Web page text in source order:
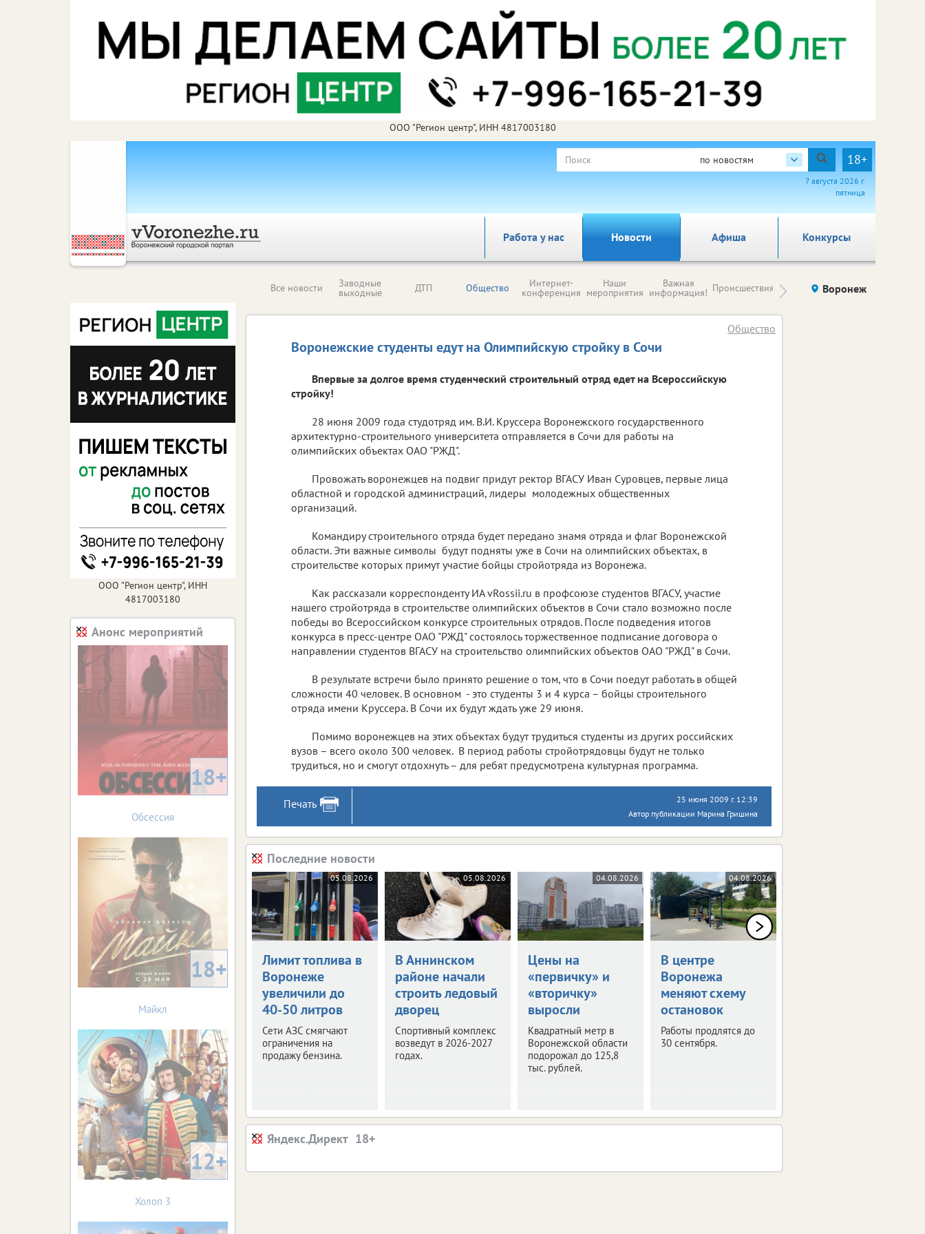
ООО "Регион центр", ИНН 4817003180
по новостям 18+
7 августа 2026 г.
пятница
Работа у нас Новости Афиша Конкурсы
Все новости Заводные
выходные ДТП Общество Интернет-
конференция
Наши
мероприятия
Важная
информация! Происшествия Здоровье компаний (на
Воронеж
Воронежские студенты едут на Олимпийскую стройку в Сочи
Общество
Впервые за долгое время студенческий строительный отряд едет на Всероссийскую
стройку!
28 июня 2009 года студотряд им. В.И. Круссера Воронежского государственного
архитектурно-строительного университета отправляется в Сочи для работы на
олимпийских объектах ОАО "РЖД".
Провожать воронежцев на подвиг придут ректор ВГАСУ Иван Суровцев, первые лица
областной и городской администраций, лидеры молодежных общественных
организаций.
Командиру строительного отряда будет передано знамя отряда и флаг Воронежской
области. Эти важные символы будут подняты уже в Сочи на олимпийских объектах, в
строительстве которых примут участие бойцы стройотряда из Воронежа.
Как рассказали корреспонденту ИА vRossii.ru в профсоюзе студентов ВГАСУ, участие
нашего стройотряда в строительстве олимпийских объектов в Сочи стало возможно после
победы во Всероссийском конкурсе строительных отрядов. После подведения итогов
конкурса в пресс-центре ОАО "РЖД" состоялось торжественное подписание договора о
направлении студентов ВГАСУ на строительство олимпийских объектов ОАО "РЖД" в Сочи.
В результате встречи было принято решение о том, что в Сочи поедут работать в общей
сложности 40 человек. В основном - это студенты 3 и 4 курса – бойцы строительного
отряда имени Круссера. В Сочи их будут ждать уже 29 июня.
Помимо воронежцев на этих объектах будут трудиться студенты из других российских
вузов – всего около 300 человек. В период работы стройотрядовцы будут не только
трудиться, но и смогут отдохнуть – для ребят предусмотрена культурная программа.
Печать
25 июня 2009 г. 12:39
Автор публикации Марина Гришина
Последние новости
05.08.2026
Лимит топлива в
Воронеже
увеличили до
40-50 литров
Сети АЗС смягчают
ограничения на
продажу бензина.
05.08.2026
В Аннинском
районе начали
строить ледовый
дворец
Спортивный комплекс
возведут в 2026-2027
годах.
04.08.2026
Цены на
«первичку» и
«вторичку»
выросли
Квадратный метр в
Воронежской области
подорожал до 125,8
тыс. рублей.
04.08.2026
В центре
Воронежа
меняют схему
остановок
Работы продлятся до
30 сентября.
Яндекс.Директ
ООО "Регион центр", ИНН
4817003180
Анонс мероприятий
18+
Обсессия
18+
Майкл
12+
Холоп 3